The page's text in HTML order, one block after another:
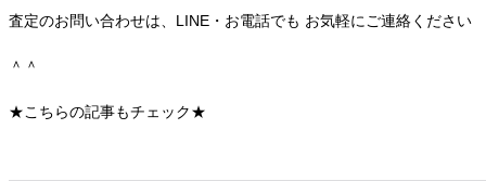
査定のお問い合わせは、LINE・お電話でも お気軽にご連絡ください
＾＾
★こちらの記事もチェック★